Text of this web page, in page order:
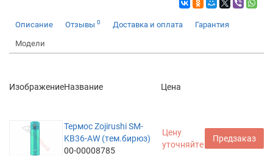
Описание Отзывы 0 Доставка и оплата Гарантия
Модели
ИзображениеНазвание Цена
Термос Zojirushi SM-
KB36-AW (тем.бирюз)
00-00008785
Цену
уточняйте
Предзаказ